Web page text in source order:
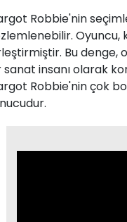
Robbie'nin
Oyuncu,
Bu denge,
sanat insanı olarak
Robbie'nin çok